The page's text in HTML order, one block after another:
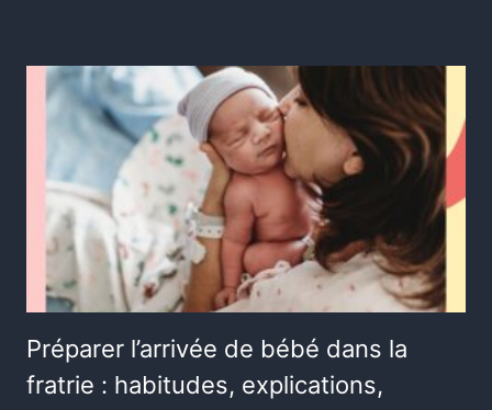
Préparer l’arrivée de bébé dans la
fratrie : habitudes, explications,